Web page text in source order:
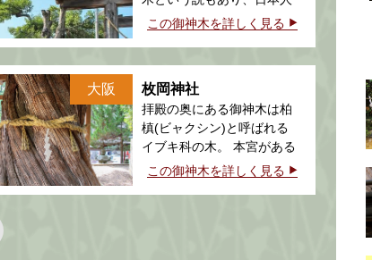
にとって身近な木なのだ。
この御神木を詳しく見る
大阪 枚岡神社
拝殿の奥にある御神木は柏
槙(ビャクシン)と呼ばれる
イブキ科の木。 本宮がある
神津嶽には神武天皇お手植
この御神木を詳しく見る